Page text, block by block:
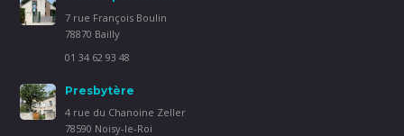
7 rue François Boulin
78870 Bailly
01 34 62 93 48
Presbytère
4 rue du Chanoine Zeller
78590 Noisy-le-Roi